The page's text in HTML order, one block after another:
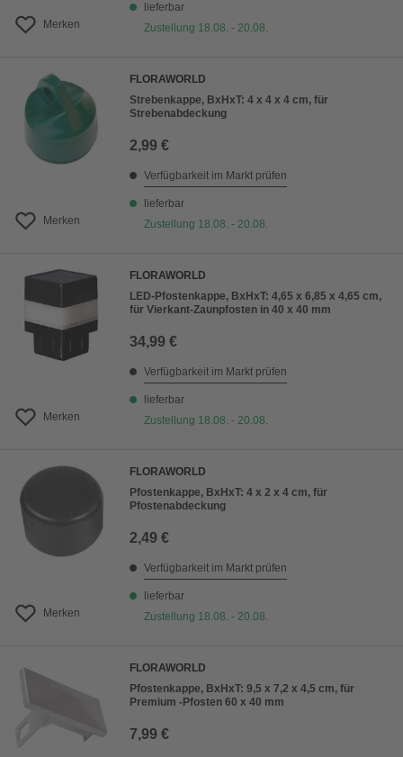
Merken
lieferbar
Zustellung 18.08. - 20.08.
Merken
FLORAWORLD
Strebenkappe, BxHxT: 4 x 4 x 4 cm, für
Strebenabdeckung
2,99 €
Verfügbarkeit im Markt prüfen
lieferbar
Zustellung 18.08. - 20.08.
Merken
FLORAWORLD
LED-Pfostenkappe, BxHxT: 4,65 x 6,85 x 4,65 cm,
für Vierkant-Zaunpfosten in 40 x 40 mm
34,99 €
Verfügbarkeit im Markt prüfen
lieferbar
Zustellung 18.08. - 20.08.
Merken
FLORAWORLD
Pfostenkappe, BxHxT: 4 x 2 x 4 cm, für
Pfostenabdeckung
2,49 €
Verfügbarkeit im Markt prüfen
lieferbar
Zustellung 18.08. - 20.08.
FLORAWORLD
Pfostenkappe, BxHxT: 9,5 x 7,2 x 4,5 cm, für
Premium -Pfosten 60 x 40 mm
7,99 €